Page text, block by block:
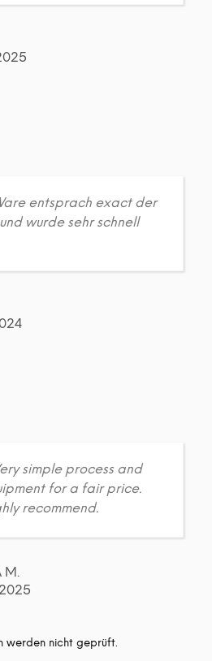
entsprach exact der
wurde sehr schnell
simple process and
for a fair price.
recommend.
M.
werden nicht geprüft.